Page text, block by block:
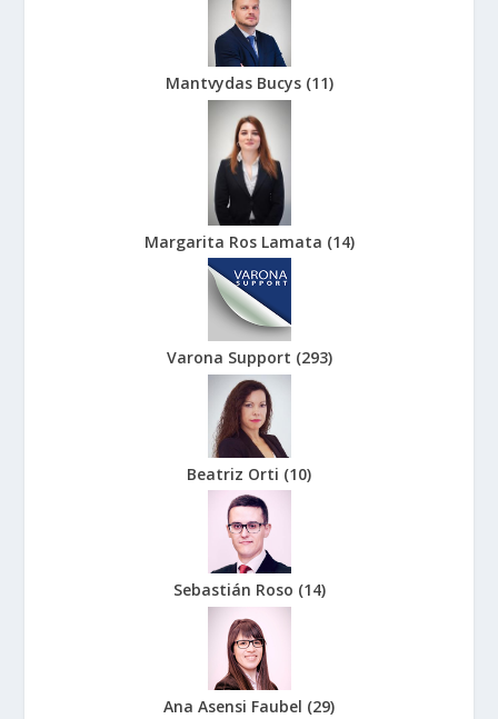
Mantvydas Bucys (11)
Margarita Ros Lamata (14)
Varona Support (293)
Beatriz Orti (10)
Sebastián Roso (14)
Ana Asensi Faubel (29)